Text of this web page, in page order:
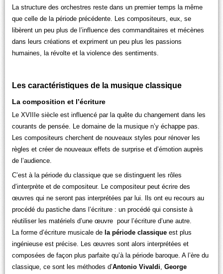
La structure des orchestres reste dans un premier temps la même
que celle de la période précédente. Les compositeurs, eux, se
libèrent un peu plus de l’influence des commanditaires et mécènes
dans leurs créations et expriment un peu plus les passions
humaines, la révolte et la violence des sentiments.
Les caractéristiques de la musique classique
La composition et l’écriture
Le XVIIIe siècle est influencé par la quête du changement dans les
courants de pensée. Le domaine de la musique n’y échappe pas.
Les compositeurs cherchent de nouveaux styles pour rénover les
règles et créer de nouveaux effets de surprise et d’émotion auprès
de l’audience.
C’est à la période du classique que se distinguent les rôles
d’interprète et de compositeur. Le compositeur peut écrire des
œuvres qui ne seront pas interprétées par lui. Ils ont eu recours au
procédé du pastiche dans l’écriture : un procédé qui consiste à
réutiliser les matériels d’une œuvre pour l’écriture d’une autre.
La forme d’écriture musicale de la période classique est plus
ingénieuse est précise. Les œuvres sont alors interprétées et
composées de façon plus parfaite qu’à la période baroque. A l’ère du
classique, ce sont les méthodes d’Antonio Vivaldi,George